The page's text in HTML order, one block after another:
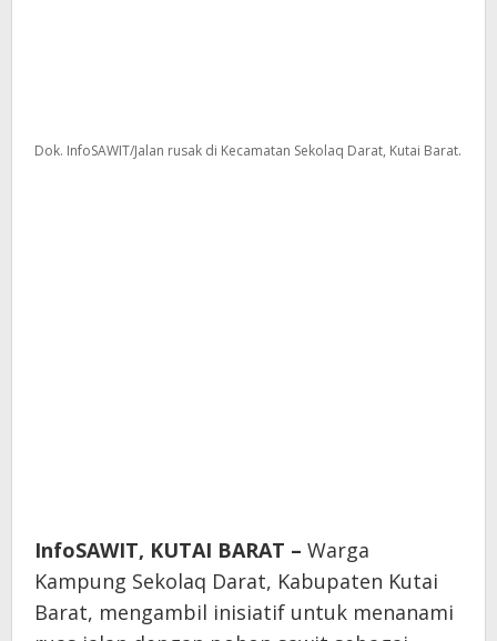
Dok. InfoSAWIT/Jalan rusak di Kecamatan Sekolaq Darat, Kutai Barat.
InfoSAWIT, KUTAI BARAT – Warga
Kampung Sekolaq Darat, Kabupaten Kutai
Barat, mengambil inisiatif untuk menanami